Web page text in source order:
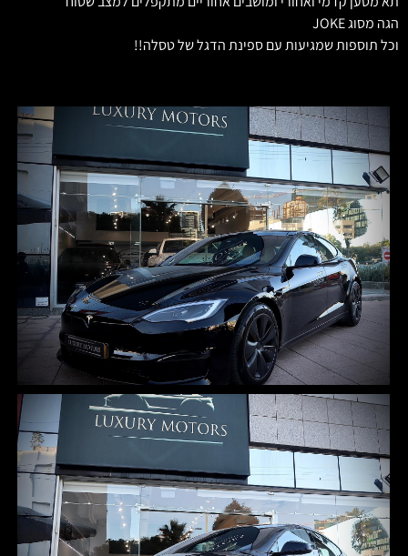
הגה מסוג JOKE
וכל תוספות שמגיעות עם ספינת הדגל של טסלה!!